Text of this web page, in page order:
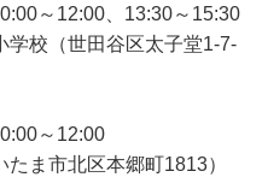
～12:00、13:30～15:30
学校（世田谷区太子堂1-7-
～12:00
ま市北区本郷町1813）